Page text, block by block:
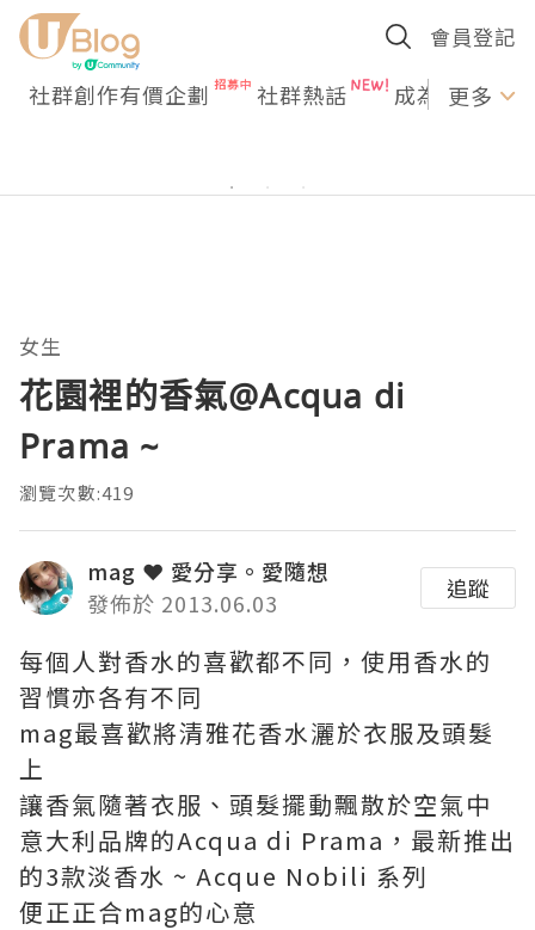
會員登記
社群創作有價企劃 社群熱話 成為U更多
女生
花園裡的香氣@Acqua di
Prama ~
瀏覽次數:419
mag ❤ 愛分享。愛隨想
發佈於 2013.06.03
追蹤
每個人對香水的喜歡都不同，使用香水的
習慣亦各有不同
mag最喜歡將清雅花香水灑於衣服及頭髮
上
讓香氣隨著衣服、頭髮擺動飄散於空氣中
意大利品牌的Acqua di Prama，最新推出
的3款淡香水 ~ Acque Nobili 系列
便正正合mag的心意